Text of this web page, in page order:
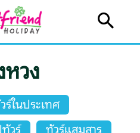
หวง
ร์ในประเทศ
วร์
ทัวร์แสมสาร